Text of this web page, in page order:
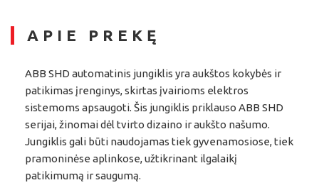
APIE PREKĘ
ABB SHD automatinis jungiklis yra aukštos kokybės ir
patikimas įrenginys, skirtas įvairioms elektros
sistemoms apsaugoti. Šis jungiklis priklauso ABB SHD
serijai, žinomai dėl tvirto dizaino ir aukšto našumo.
Jungiklis gali būti naudojamas tiek gyvenamosiose, tiek
pramoninėse aplinkose, užtikrinant ilgalaikį
patikimumą ir saugumą.